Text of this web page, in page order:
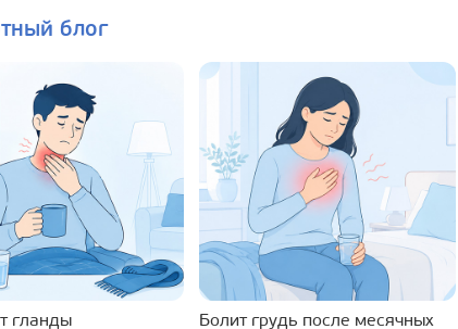
блог
гланды Болит грудь после месячных